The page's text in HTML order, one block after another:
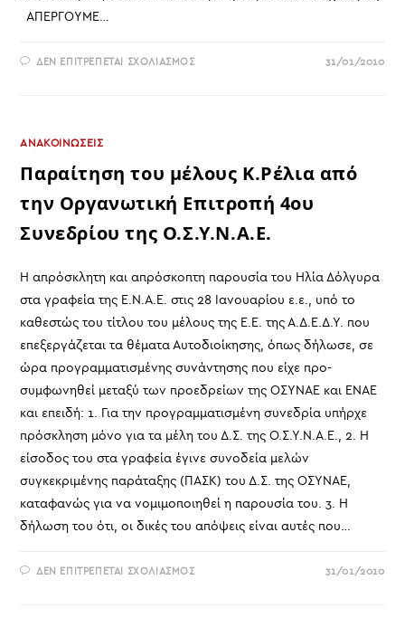
ΑΠΕΡΓΟΥΜΕ…
ΔΕΝ ΕΠΙΤΡΈΠΕΤΑΙ ΣΧΟΛΙΑΣΜΌΣΣΤΟ 31/01/2010
ΑΝΑΚΟΙΝΩΣΕΙΣ
Παραίτηση του μέλους Κ.Ρέλια από
την Οργανωτική Επιτροπή 4ου
Συνεδρίου της Ο.Σ.Υ.Ν.Α.Ε.
Η απρόσκλητη και απρόσκοπτη παρουσία του Ηλία Δόλγυρα
στα γραφεία της Ε.Ν.Α.Ε. στις 28 Ιανουαρίου ε.ε., υπό το
καθεστώς του τίτλου του μέλους της Ε.Ε. της Α.Δ.Ε.Δ.Υ. που
επεξεργάζεται τα θέματα Αυτοδιοίκησης, όπως δήλωσε, σε
ώρα προγραμματισμένης συνάντησης που είχε προ-
συμφωνηθεί μεταξύ των προεδρείων της ΟΣΥΝΑΕ και ΕΝΑΕ
και επειδή: 1. Για την προγραμματισμένη συνεδρία υπήρχε
πρόσκληση μόνο για τα μέλη του Δ.Σ. της Ο.Σ.Υ.Ν.Α.Ε., 2. Η
είσοδος του στα γραφεία έγινε συνοδεία μελών
συγκεκριμένης παράταξης (ΠΑΣΚ) του Δ.Σ. της ΟΣΥΝΑΕ,
καταφανώς για να νομιμοποιηθεί η παρουσία του. 3. Η
δήλωση του ότι, οι δικές του απόψεις είναι αυτές που…
ΔΕΝ ΕΠΙΤΡΈΠΕΤΑΙ ΣΧΟΛΙΑΣΜΌΣΣΤΟ 31/01/2010